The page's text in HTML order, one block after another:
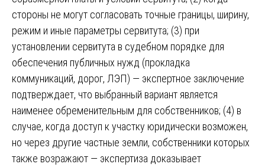
стороны не могут согласовать точные границы, ширину,
режим и иные параметры сервитута; (3) при
установлении сервитута в судебном порядке для
обеспечения публичных нужд (прокладка
коммуникаций, дорог, ЛЭП) — экспертное заключение
подтверждает, что выбранный вариант является
наименее обременительным для собственников; (4) в
случае, когда доступ к участку юридически возможен,
но через другие частные земли, собственники которых
также возражают — экспертиза доказывает